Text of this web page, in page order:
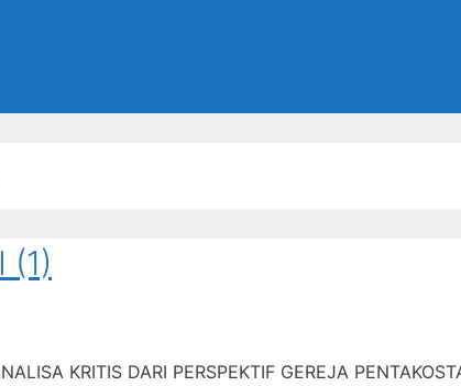
(1)
KRITIS DARI PERSPEKTIF GEREJA